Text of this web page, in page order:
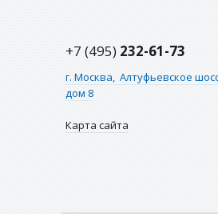
+7 (495) 232-61-73
г. Москва, Алтуфьевское
дом 8
Карта сайта